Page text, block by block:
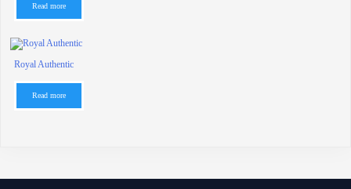
Read more
Royal Authentic
Read more